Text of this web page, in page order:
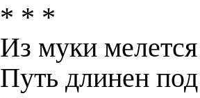
* * *
Из муки
Путь длинен